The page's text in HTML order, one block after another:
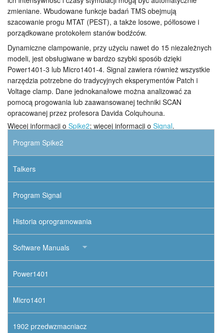
zmieniane. Wbudowane funkcje badań TMS obejmują
szacowanie progu MTAT (PEST), a także losowe, półlosowe i
porządkowane protokołem stanów bodźców.
Dynamiczne clampowanie, przy użyciu nawet do 15 niezależnych
modeli, jest obsługiwane w bardzo szybki sposób dzięki
Power1401-3 lub Micro1401-4. Signal zawiera również wszystkie
narzędzia potrzebne do tradycyjnych eksperymentów Patch i
Voltage clamp. Dane jednokanałowe można analizować za
pomocą progowania lub zaawansowanej techniki SCAN
opracowanej przez profesora Davida Colquhouna.
Więcej informacji o Spike2; więcej informacji o Signal.
Program Spike2
Talkers
Program Signal
Historia oprogramowania
Software Manuals
Power1401
Micro1401
1902 przedwzmacniacz